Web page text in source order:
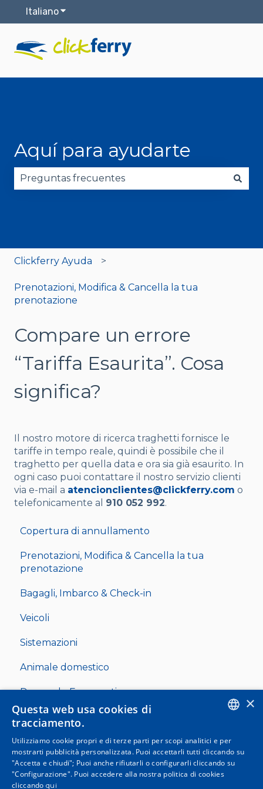
ItalianoMostra sottomenu per le traduzioni
Aquí para ayudarte
Clickferry Ayuda
Prenotazioni, Modifica & Cancella la tua
prenotazione
Compare un errore
“Tariffa Esaurita”. Cosa
significa?
Il nostro motore di ricerca traghetti fornisce le
tariffe in tempo reale, quindi è possibile che il
traghetto per quella data e ora sia già esaurito. In
ogni caso puoi contattare il nostro servizio clienti
via e-mail a atencionclientes@clickferry.com o
telefonicamente al 910 052 992.
Copertura di annullamento
Prenotazioni, Modifica & Cancella la tua
prenotazione
Bagagli, Imbarco & Check-in
Veicoli
Sistemazioni
Animale domestico
Domande Frequenti
Residenti & Famiglie Numerose
SPANISH
ITALIAN
×
Questa web usa cookies di
tracciamento.
Utilizziamo cookie propri e di terze parti per scopi analitici e per
mostrarti pubblicità personalizzata. Puoi accettarli tutti cliccando su
"Accetta e chiudi"; Puoi anche rifiutarli o configurarli cliccando su
"Configurazione". Puoi accedere alla nostra politica di cookies
cliccando qui